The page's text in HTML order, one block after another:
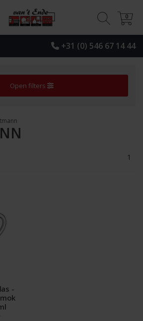
+31 (0) 546 67 14 44
0
0
Open filters
1
-